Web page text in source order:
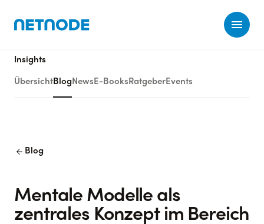
Insights
Übersicht Blog News E-Books Ratgeber Events
arrow_back Blog
Mentale Modelle als
zentrales Konzept im Bereich